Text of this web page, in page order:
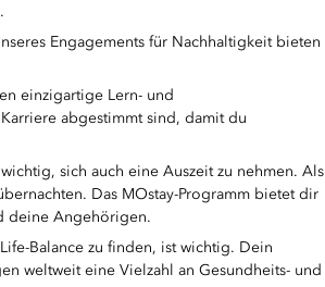
Engagements für Nachhaltigkeit bieten
einzigartige Lern- und
abgestimmt sind, damit du
sich auch eine Auszeit zu nehmen. Als
Das MOstay-Programm bietet dir
deine Angehörigen.
Balance zu finden, ist wichtig. Dein
weltweit eine Vielzahl an Gesundheits- und